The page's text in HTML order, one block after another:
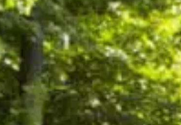
de
Découvertes
gourmandes